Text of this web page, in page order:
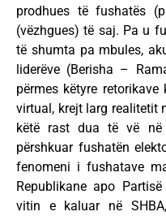
prodhues të fushatës
(vëzhgues) të saj. Pa u
të shumta pa mbules,
liderëve (Berisha –
përmes këtyre
virtual, krejt larg realitetit
këtë rast dua të vë në
përshkuar fushatën
fenomeni i fushatave
Republikane apo
vitin e kaluar në